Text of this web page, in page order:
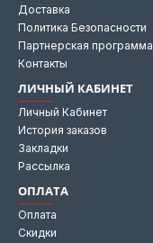
Доставка
Политика Безопасности
Партнерская программа
Контакты
ЛИЧНЫЙ КАБИНЕТ
Личный Кабинет
История заказов
Закладки
Рассылка
ОПЛАТА
Оплата
Скидки